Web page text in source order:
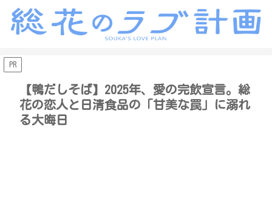
PR
【鴨だしそば】2025年、愛の完飲宣言。総
花の恋人と日清食品の「甘美な罠」に溺れ
る大晦日